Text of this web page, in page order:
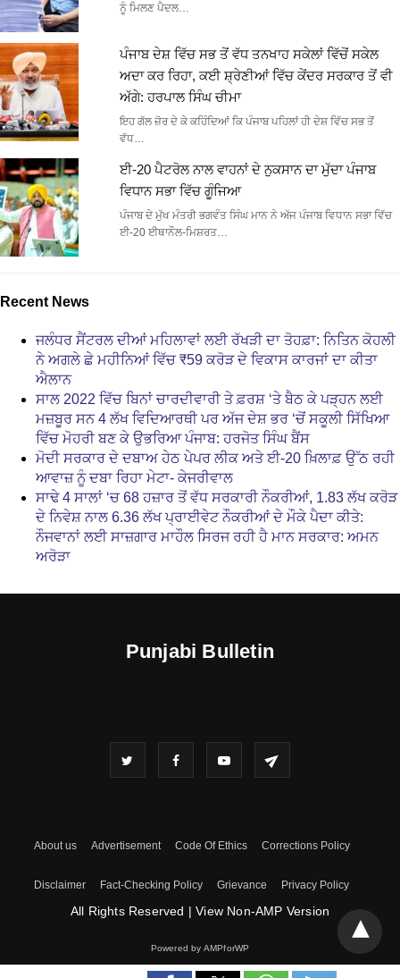
ਨੂੰ ਮਿਲਣ ਪੈਦਲ…
ਪੰਜਾਬ ਦੇਸ਼ ਵਿੱਚ ਸਭ ਤੋਂ ਵੱਧ ਤਨਖਾਹ ਸਕੇਲਾਂ ਵਿੱਚੋਂ ਸਕੇਲ
ਅਦਾ ਕਰ ਰਿਹਾ, ਕਈ ਸ਼੍ਰੇਣੀਆਂ ਵਿੱਚ ਕੇਂਦਰ ਸਰਕਾਰ ਤੋਂ ਵੀ
ਅੱਗੇ: ਹਰਪਾਲ ਸਿੰਘ ਚੀਮਾ
ਇਹ ਗੱਲ ਜ਼ੋਰ ਦੇ ਕੇ ਕਹਿੰਦਿਆਂ ਕਿ ਪੰਜਾਬ ਪਹਿਲਾਂ ਹੀ ਦੇਸ਼ ਵਿੱਚ ਸਭ ਤੋਂ
ਵੱਧ…
ਈ-20 ਪੈਟਰੋਲ ਨਾਲ ਵਾਹਨਾਂ ਦੇ ਨੁਕਸਾਨ ਦਾ ਮੁੱਦਾ ਪੰਜਾਬ
ਵਿਧਾਨ ਸਭਾ ਵਿੱਚ ਗੂੰਜਿਆ
ਪੰਜਾਬ ਦੇ ਮੁੱਖ ਮੰਤਰੀ ਭਗਵੰਤ ਸਿੰਘ ਮਾਨ ਨੇ ਅੱਜ ਪੰਜਾਬ ਵਿਧਾਨ ਸਭਾ ਵਿੱਚ
ਈ-20 ਈਥਾਨੌਲ-ਮਿਸ਼ਰਤ…
Recent News
ਜਲੰਧਰ ਸੈਂਟਰਲ ਦੀਆਂ ਮਹਿਲਾਵਾਂ ਲਈ ਰੱਖੜੀ ਦਾ ਤੋਹਫ਼ਾ: ਨਿਤਿਨ ਕੋਹਲੀ
ਨੇ ਅਗਲੇ ਛੇ ਮਹੀਨਿਆਂ ਵਿੱਚ ₹59 ਕਰੋੜ ਦੇ ਵਿਕਾਸ ਕਾਰਜਾਂ ਦਾ ਕੀਤਾ
ਐਲਾਨ
ਸਾਲ 2022 ਵਿੱਚ ਬਿਨਾਂ ਚਾਰਦੀਵਾਰੀ ਤੇ ਫ਼ਰਸ਼ ‘ਤੇ ਬੈਠ ਕੇ ਪੜ੍ਹਨ ਲਈ
ਮਜ਼ਬੂਰ ਸਨ 4 ਲੱਖ ਵਿਦਿਆਰਥੀ ਪਰ ਅੱਜ ਦੇਸ਼ ਭਰ ‘ਚੋਂ ਸਕੂਲੀ ਸਿੱਖਿਆ
ਵਿੱਚ ਮੋਹਰੀ ਬਣ ਕੇ ਉਭਰਿਆ ਪੰਜਾਬ: ਹਰਜੋਤ ਸਿੰਘ ਬੈਂਸ
ਮੋਦੀ ਸਰਕਾਰ ਦੇ ਦਬਾਅ ਹੇਠ ਪੇਪਰ ਲੀਕ ਅਤੇ ਈ-20 ਖ਼ਿਲਾਫ਼ ਉੱਠ ਰਹੀ
ਆਵਾਜ਼ ਨੂੰ ਦਬਾ ਰਿਹਾ ਮੇਟਾ- ਕੇਜਰੀਵਾਲ
ਸਾਢੇ 4 ਸਾਲਾਂ ‘ਚ 68 ਹਜ਼ਾਰ ਤੋਂ ਵੱਧ ਸਰਕਾਰੀ ਨੌਕਰੀਆਂ, 1.83 ਲੱਖ ਕਰੋੜ
ਦੇ ਨਿਵੇਸ਼ ਨਾਲ 6.36 ਲੱਖ ਪ੍ਰਾਈਵੇਟ ਨੌਕਰੀਆਂ ਦੇ ਮੌਕੇ ਪੈਦਾ ਕੀਤੇ:
ਨੌਜਵਾਨਾਂ ਲਈ ਸਾਜ਼ਗਾਰ ਮਾਹੌਲ ਸਿਰਜ ਰਹੀ ਹੈ ਮਾਨ ਸਰਕਾਰ: ਅਮਨ
ਅਰੋੜਾ
Punjabi Bulletin
About us Advertisement Code Of Ethics Corrections Policy
Disclaimer Fact-Checking Policy Grievance Privacy Policy
All Rights Reserved | View Non-AMP Version
Powered by AMPforWP